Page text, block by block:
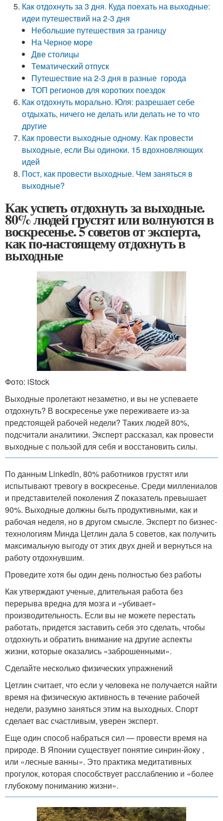
Как отдохнуть за 3 дня. Куда поехать на выходные:
идеи путешествий на 2-3 дня
Небольшие путешествия за границу
На Черное море
Две столицы
Тематический отпуск
Путешествие на 2-3 дня в разные города
ТОП регионов для коротких поездок
Как отдохнуть морально. Юля: разрешает себе
отдыхать, ничего не делать или делать не то что
другие
Как провести выходные одному. Как провести
выходные, если Вы одиноки. 15 вдохновляющих
идей
Пост, как провести выходные. Чем заняться в
выходные?
Как успеть отдохнуть за выходные.
80% людей грустят или волнуются в
воскресенье. 5 советов от эксперта,
как по-настоящему отдохнуть в
выходные
Фото: iStock
Выходные пролетают незаметно, и вы не успеваете
отдохнуть? В воскресенье уже переживаете из-за
предстоящей рабочей недели? Таких людей 80%,
подсчитали аналитики. Эксперт рассказал, как провести
выходные с пользой для себя и восстановить силы.
По данным LinkedIn, 80% работников грустят или
испытывают тревогу в воскресенье. Среди миллениалов
и представителей поколения Z показатель превышает
90%. Выходные должны быть продуктивными, как и
рабочая неделя, но в другом смысле. Эксперт по бизнес-
технологиям Минда Цетлин дала 5 советов, как получить
максимальную выгоду от этих двух дней и вернуться на
работу отдохнувшим.
Проведите хотя бы один день полностью без работы
Как утверждают ученые, длительная работа без
перерыва вредна для мозга и «убивает»
производительность. Если вы не можете перестать
работать, придется заставить себя это сделать, чтобы
отдохнуть и обратить внимание на другие аспекты
жизни, которые оказались «заброшенными».
Сделайте несколько физических упражнений
Цетлин считает, что если у человека не получается найти
время на физическую активность в течение рабочей
недели, разумно заняться этим на выходных. Спорт
сделает вас счастливым, уверен эксперт.
Еще один способ набраться сил — провести время на
природе. В Японии существует понятие синрин-йоку ,
или «лесные ванны». Это практика медитативных
прогулок, которая способствует расслаблению и «более
глубокому пониманию жизни».